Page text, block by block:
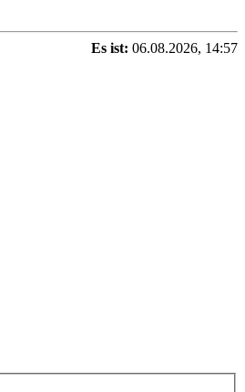
Es ist: 06.08.2026, 14:57